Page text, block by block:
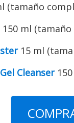
(tamaño
150 ml
15 ml
Cleanser